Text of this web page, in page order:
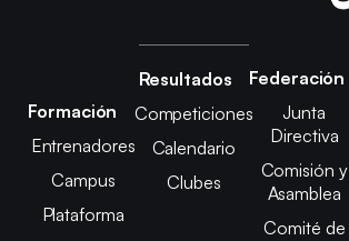
Formación
Entrenadores
Campus
Plataforma
Resultados
Competiciones
Calendario
Clubes
Federación
Junta
Directiva
Comisión y
Asamblea
Comité de